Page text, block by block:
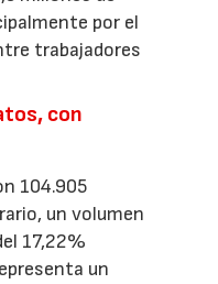
por el
trabajadores
con
104.905
un volumen
17,22%
un